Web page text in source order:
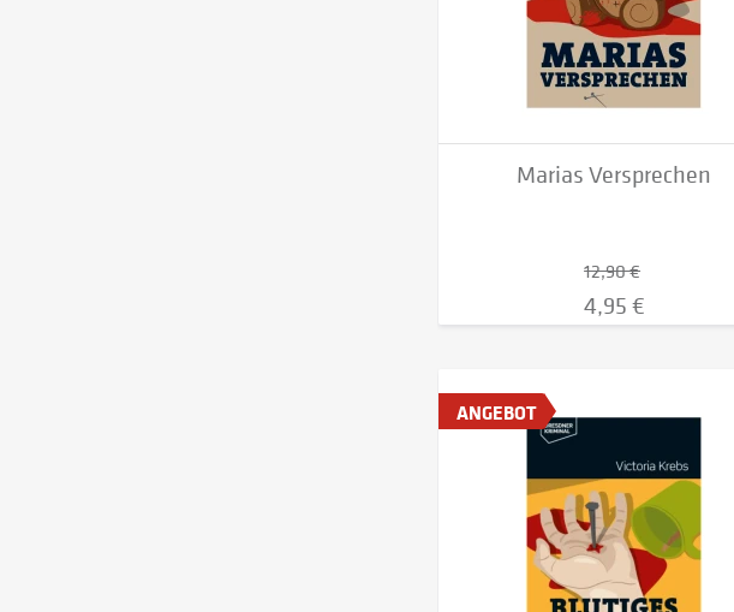
Marias Versprechen
12,90 €
4,95 €
ANGEBOT